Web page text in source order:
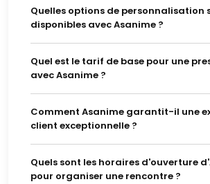
Quelles options de personnalisation
disponibles avec Asanime ?
Quel est le tarif de base pour une
avec Asanime ?
Comment Asanime garantit-il une
client exceptionnelle ?
Quels sont les horaires d'ouverture
pour organiser une rencontre ?